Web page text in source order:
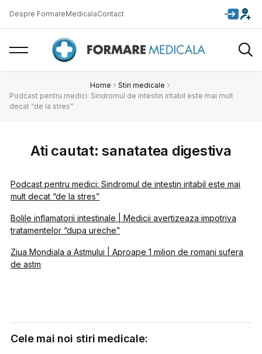
Despre FormareMedicalaContact
Home
Stiri medicale
Podcast pentru medici: Sindromul de intestin iritabil este mai mult
decat “de la stres”
Ati cautat: sanatatea digestiva
Podcast pentru medici: Sindromul de intestin iritabil este mai
mult decat “de la stres”
Bolile inflamatorii intestinale | Medicii avertizeaza impotriva
tratamentelor “dupa ureche”
Ziua Mondiala a Astmului | Aproape 1 milion de romani sufera
de astm
Cele mai noi stiri medicale: